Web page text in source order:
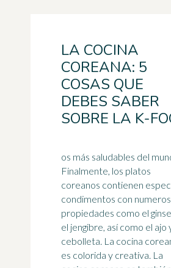
LA COCINA
COREANA: 5
COSAS QUE
DEBES SABER
SOBRE LA K-
os más saludables del
Finalmente, los platos
coreanos contienen
condimentos con
propiedades como el
el jengibre, así como el ajo
cebolleta. La cocina
es colorida y creativa. La